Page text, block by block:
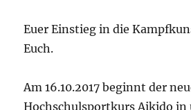
Euer Einstieg in die
Euch.
Am 16.10.2017 beginnt der
Hochschulsportkurs Aikido in